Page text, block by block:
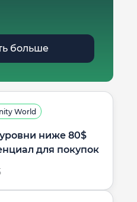
больше
World
ниже 80$
для покупок